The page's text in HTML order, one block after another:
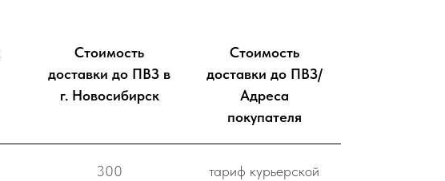
Стоимость
доставки до ПВЗ в
г. Новосибирск
Стоимость
доставки до ПВЗ/
Адреса
покупателя
300
тариф курьерской